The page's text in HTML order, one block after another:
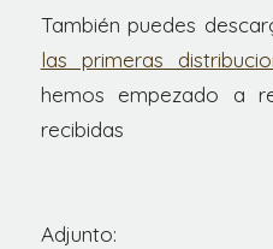
También puedes
las primeras
hemos empezado a
recibidas
Adjunto: